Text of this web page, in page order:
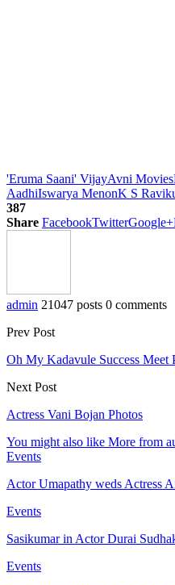
'Eruma Saani' VijayAvni Movies
AadhiIswarya MenonK S
387
Share FacebookTwitterGoogle+
admin 21047 posts 0 comments
Prev Post
Oh My Kadavule Success Meet
Next Post
Actress Vani Bojan Photos
You might also like More from
Events
Actor Umapathy weds Actress
Events
Sasikumar in Actor Durai
Events